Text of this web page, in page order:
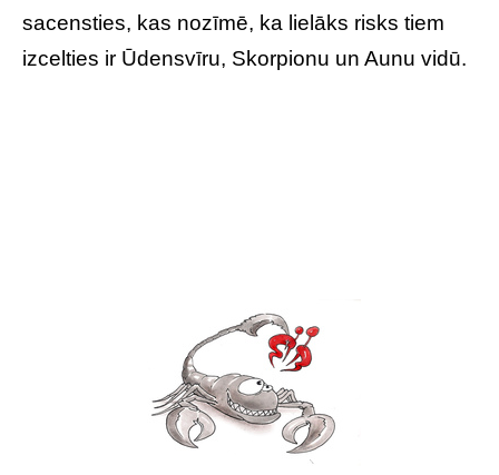
sacensties, kas nozīmē, ka lielāks risks tiem
izcelties ir Ūdensvīru, Skorpionu un Aunu vidū.